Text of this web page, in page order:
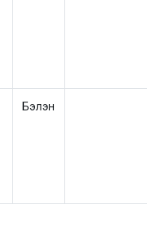
Бэлэн